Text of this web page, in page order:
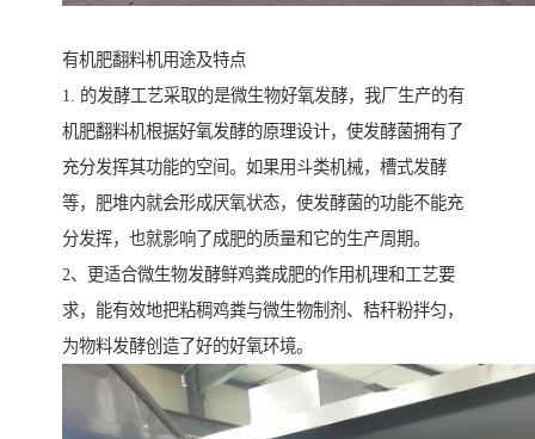
有机肥翻料机用途及特点
1. 的发酵工艺采取的是微生物好氧发酵，我厂生产的有
机肥翻料机根据好氧发酵的原理设计，使发酵菌拥有了
充分发挥其功能的空间。如果用斗类机械，槽式发酵
等，肥堆内就会形成厌氧状态，使发酵菌的功能不能充
分发挥，也就影响了成肥的质量和它的生产周期。
2、更适合微生物发酵鲜鸡粪成肥的作用机理和工艺要
求，能有效地把粘稠鸡粪与微生物制剂、秸秆粉拌匀，
为物料发酵创造了好的好氧环境。